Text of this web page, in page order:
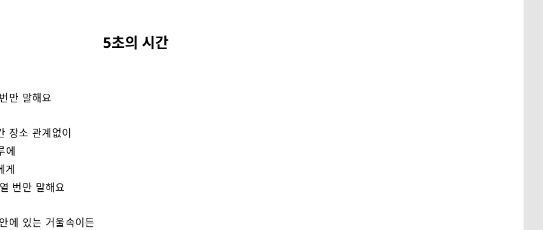
5초의 시간
만 말해요
장소 관계없이
게
만 말해요
에 있는 거울속이든